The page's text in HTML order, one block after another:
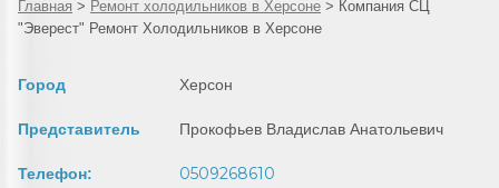
Главная > Ремонт холодильников в Херсоне > Компания СЦ
"Эверест" Ремонт Холодильников в Херсоне
Город Херсон
Представитель Прокофьев Владислав Анатольевич
Телефон:
0509268610